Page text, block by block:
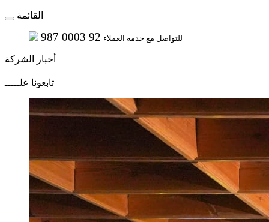
القائمة
987 0003 92 للتواصل مع خدمة العملاء
أخبار الشركة
تابعونا علـــــ